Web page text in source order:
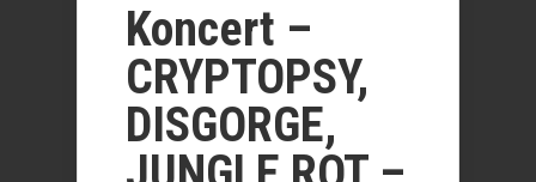
Koncert –
CRYPTOPSY,
DISGORGE,